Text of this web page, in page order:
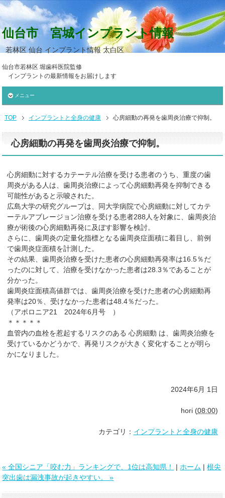
仙台市 宮城インプラント情報
若林区 仙台 インプラント情報 太白区
仙台市若林区 堀歯科医院監修
インプラントの最新情報をお届けします
メニュー
TOP インプラントと全身の健康 心房細動の再発を歯周炎治療で抑制。
心房細動の再発を歯周炎治療で抑制。
心房細動に対するカテーテル治療を受ける患者のうち、重度の歯
周炎がある人は、歯周炎治療によって心房細動再発を抑制できる
可能性があると示唆された。
広島大学の研究グループは、同大学病院で心房細動に対してカテ
ーテルアブレージョン治療を受ける患者288人を対象に、歯周炎治
療が術後の心房細動再発に及ぼす影響を検討。
さらに、歯周炎の定量化指標となる歯周炎症面積に着目し、前例
で歯周炎症面積を計測した。
その結果、歯周炎治療を受けた患者の心房細動再発率は16.5％だ
ったのに対して、治療を受けなかった患者は28.3％であることが
分かった。
歯周炎症面積高値群では、歯周炎治療を受けた患者の心房細動再
発率は20％、受けなかった患者は48.4％だった。
（アポロニア21 2024年6月号 ）
＊＊＊＊＊
血管内の血栓を惹起するリスクのある 心房細動 は、歯周炎治療を
受けているかどうかで、再発リスクが大きく変化することが明ら
かになりました。
2024年6月 1日
hori(08:00)
カテゴリ： インプラントと全身の健康
« 全国シニア「咬む力」ランキングで、1位は高知県！ | ホーム |根尖
突出歯は漏洩事故が起きやすい。 »